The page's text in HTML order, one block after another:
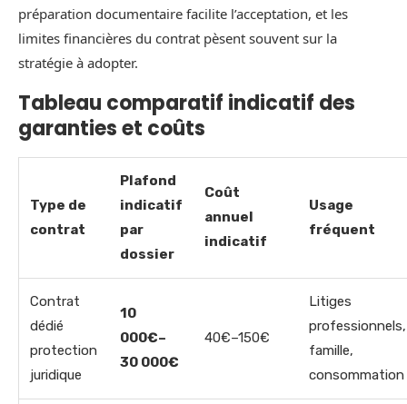
préparation documentaire facilite l’acceptation, et les
limites financières du contrat pèsent souvent sur la
stratégie à adopter.
Tableau comparatif indicatif des
garanties et coûts
Type de
contrat
Plafond
indicatif
par
dossier
Coût
annuel
indicatif
Usage
fréquent
Contrat
dédié
protection
juridique
10
000€–
30 000€
40€–150€
Litiges
professionnels,
famille,
consommation